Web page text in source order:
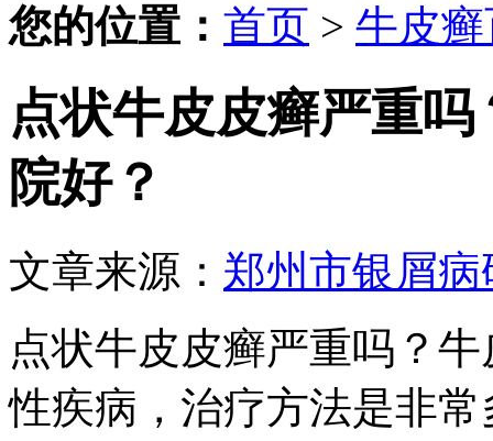
您的位置： 首页 > 牛皮
点状牛皮皮癣严重
院好？
文章来源： 郑州市银屑病
点状牛皮皮癣严重吗？
性疾病，治疗方法是非